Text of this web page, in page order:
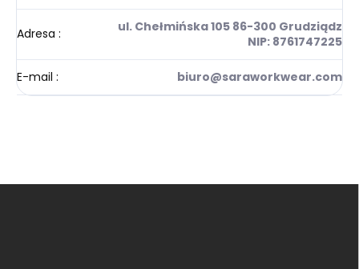
Adresa :
ul. Chełmińska 105 86-300 Grudziądz
NIP: 8761747225
E-mail : biuro@saraworkwear.com
Z